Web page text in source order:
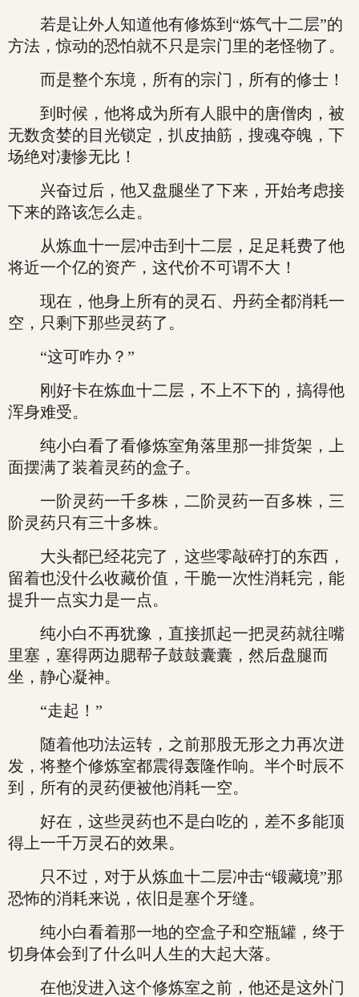
若是让外人知道他有修炼到“炼气十二层”的
方法，惊动的恐怕就不只是宗门里的老怪物了。
而是整个东境，所有的宗门，所有的修士！
到时候，他将成为所有人眼中的唐僧肉，被
无数贪婪的目光锁定，扒皮抽筋，搜魂夺魄，下
场绝对凄惨无比！
兴奋过后，他又盘腿坐了下来，开始考虑接
下来的路该怎么走。
从炼血十一层冲击到十二层，足足耗费了他
将近一个亿的资产，这代价不可谓不大！
现在，他身上所有的灵石、丹药全都消耗一
空，只剩下那些灵药了。
“这可咋办？”
刚好卡在炼血十二层，不上不下的，搞得他
浑身难受。
纯小白看了看修炼室角落里那一排货架，上
面摆满了装着灵药的盒子。
一阶灵药一千多株，二阶灵药一百多株，三
阶灵药只有三十多株。
大头都已经花完了，这些零敲碎打的东西，
留着也没什么收藏价值，干脆一次性消耗完，能
提升一点实力是一点。
纯小白不再犹豫，直接抓起一把灵药就往嘴
里塞，塞得两边腮帮子鼓鼓囊囊，然后盘腿而
坐，静心凝神。
“走起！”
随着他功法运转，之前那股无形之力再次迸
发，将整个修炼室都震得轰隆作响。半个时辰不
到，所有的灵药便被他消耗一空。
好在，这些灵药也不是白吃的，差不多能顶
得上一千万灵石的效果。
只不过，对于从炼血十二层冲击“锻藏境”那
恐怖的消耗来说，依旧是塞个牙缝。
纯小白看着那一地的空盒子和空瓶罐，终于
切身体会到了什么叫人生的大起大落。
在他没进入这个修炼室之前，他还是这外门